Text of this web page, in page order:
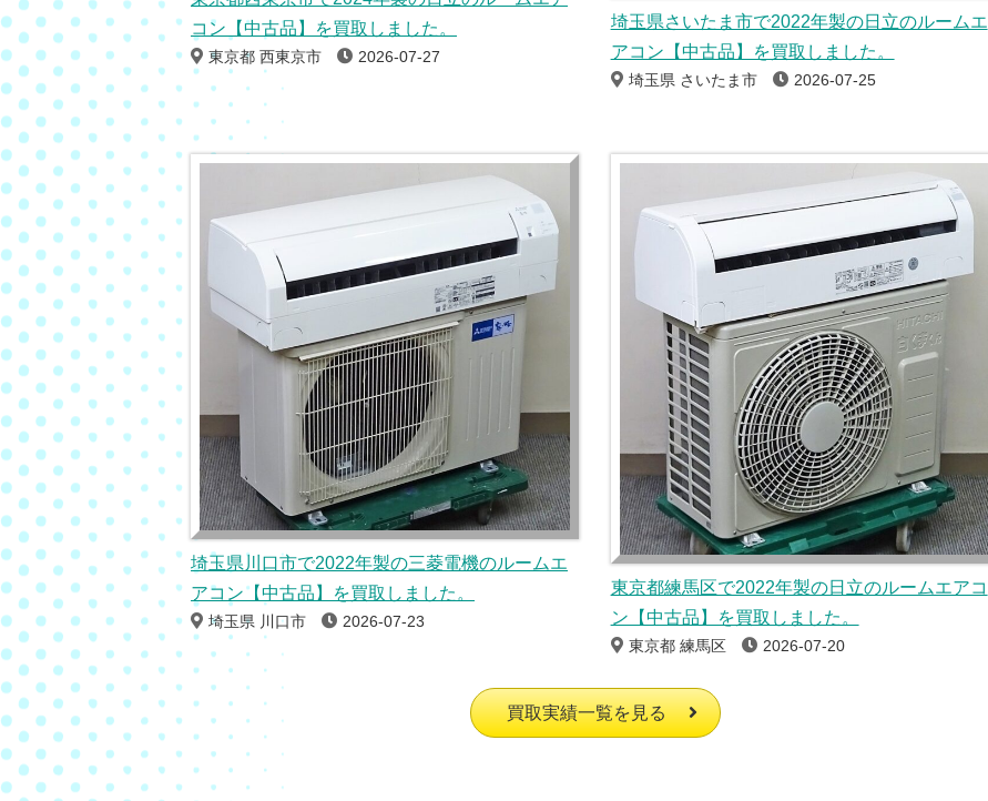
コン【中古品】を買取しました。
東京都 西東京市 2026-07-27
埼玉県さいたま市で2022年製の日立のルームエ
アコン【中古品】を買取しました。
埼玉県 さいたま市 2026-07-25
埼玉県川口市で2022年製の三菱電機のルームエ
アコン【中古品】を買取しました。
埼玉県 川口市 2026-07-23
東京都練馬区で2022年製の日立のルームエアコ
ン【中古品】を買取しました。
東京都 練馬区 2026-07-20
買取実績一覧を見る